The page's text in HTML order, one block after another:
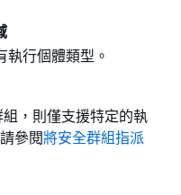
執行個體類型。
，則僅支援特定的執
參閱將安全群組指派